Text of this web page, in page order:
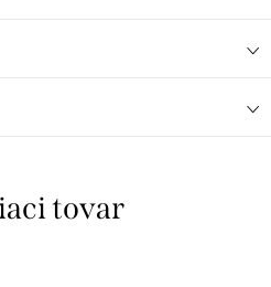
tovar